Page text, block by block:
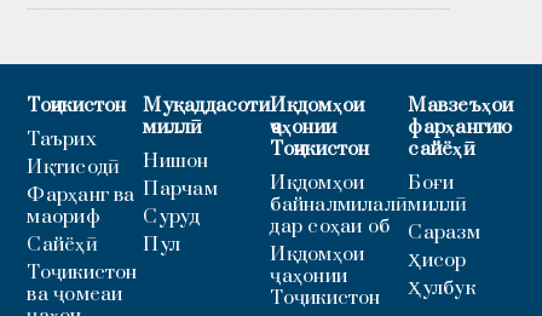
Тоҷикистон
Таърих
Иқтисодӣ
Фарҳанг ва
маориф
Сайёҳӣ
Тоҷикистон
ва ҷомеаи
Муқаддасоти
миллӣ
Нишон
Парчам
Суруд
Пул
Иқдомҳои
ҷаҳонии
Тоҷикистон
Иқдомҳои
байналмилалӣ
дар соҳаи об
Иқдомҳои
ҷаҳонии
Тоҷикистон
Мавзеъҳои
фарҳангию
сайёҳӣ
Боғи
миллӣ
Саразм
Ҳисор
Ҳулбук